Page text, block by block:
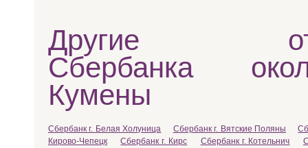
Другие
Сбербанка
Кумены
Сбербанк г. Белая Холуница Сбербанк г. Вятские Поляны
Кирово-Чепецк
Сбербанк г. Кирс Сбербанк г. Котельнич